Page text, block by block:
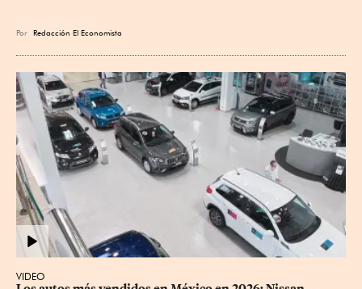
Por Redacción El Economista
VIDEO